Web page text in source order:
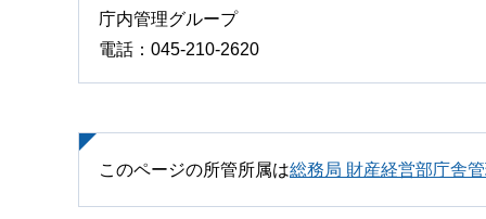
庁内管理グループ
電話：045-210-2620
このページの所管所属は総務局 財産経営部庁舎